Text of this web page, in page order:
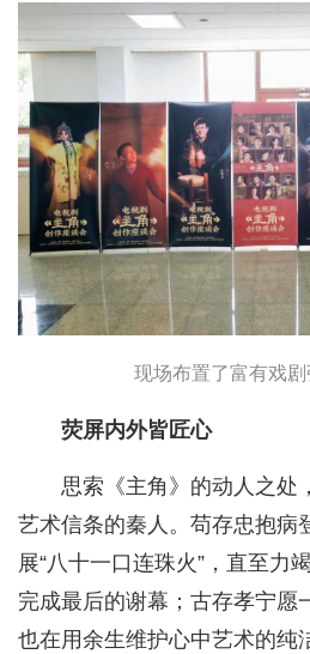
现场布置了富有戏
荧屏内外皆匠心
思索《主角》的动人之处
艺术信条的秦人。苟存忠抱病
展“八十一口连珠火”，直至力
完成最后的谢幕；古存孝宁愿
也在用余生维护心中艺术的纯